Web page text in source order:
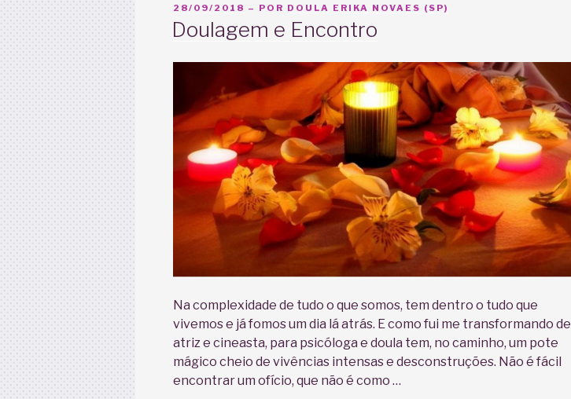
em
5
PUBLICADO
28/09/2018 – POR DOULA ERIKA NOVAES (SP)
Doulagem e Encontro
Na complexidade de tudo o que somos, tem dentro o tudo que
vivemos e já fomos um dia lá atrás. E como fui me transformando de
atriz e cineasta, para psicóloga e doula tem, no caminho, um pote
mágico cheio de vivências intensas e desconstruções. Não é fácil
encontrar um ofício, que não é como …